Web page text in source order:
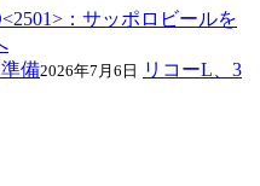
：サッポロビールを
2026年7月6日 リコーL、3